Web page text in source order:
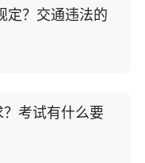
定？交通违法的
考试有什么要